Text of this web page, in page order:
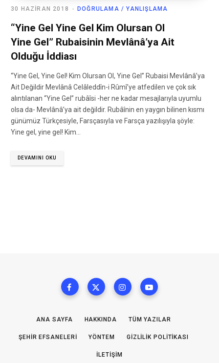
DOĞRULAMA / YANLIŞLAMA
30 HAZIRAN 2018
“Yine Gel Yine Gel Kim Olursan Ol
Yine Gel” Rubaisinin Mevlânâ’ya Ait
Olduğu İddiası
“Yine Gel, Yine Gel! Kim Olursan Ol, Yine Gel” Rubaisi Mevlânâ’ya
Ait Değildir Mevlânâ Celâleddîn-i Rûmî’ye atfedilen ve çok sık
alıntılanan “Yine Gel” rubâîsi -her ne kadar mesajlarıyla uyumlu
olsa da- Mevlânâ’ya ait değildir. Rubâînin en yaygın bilinen kısmı
günümüz Türkçesiyle, Farsçasıyla ve Farsça yazılışıyla şöyle:
Yine gel, yine gel! Kim…
DEVAMINI OKU
ANA SAYFA HAKKINDA TÜM YAZILAR
ŞEHIR EFSANELERI YÖNTEM GIZLILIK POLITIKASI
İLETIŞIM